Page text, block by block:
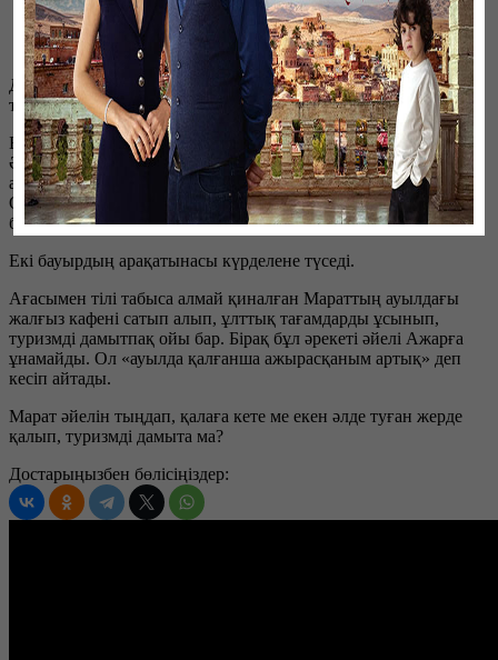
Жанр:
Драма
Тілі : Қазақ
Хронометраж:30 минут
Драмаға толы «Байтақ жерім» телехикаясы қазақ ауылының
тыныс-тіршілігі мен сұлу табиғатын дәріптейді.
Бас кейіпкер – Марат өзін асырап алып, бағып-қаққан апасы
Әминаның қаза болғанын естіп, ауылға келеді. Анасы
ауырғанда бір рет іздеп келмегеніне ағасы Нұрбол ренжиді.
Оның үстіне Мараттың биологиялық анасын іздеп жүргенін
біліп, сөйлеспей қояды.
Екі бауырдың арақатынасы күрделене түседі.
Ағасымен тілі табыса алмай қиналған Мараттың ауылдағы
жалғыз кафені сатып алып, ұлттық тағамдарды ұсынып,
туризмді дамытпақ ойы бар. Бірақ бұл әрекеті әйелі Ажарға
ұнамайды. Ол «ауылда қалғанша ажырасқаным артық» деп
кесіп айтады.
Марат әйелін тыңдап, қалаға кете ме екен әлде туған жерде
қалып, туризмді дамыта ма?
Достарыңызбен бөлісіңіздер: